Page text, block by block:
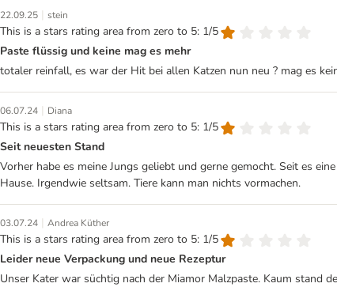
22.09.25 | stein
This is a stars rating area from zero to 5: 1/5
Paste flüssig und keine mag es mehr
totaler reinfall, es war der Hit bei allen Katzen nun neu ? mag es
06.07.24 | Diana
This is a stars rating area from zero to 5: 1/5
Seit neuesten Stand
Vorher habe es meine Jungs geliebt und gerne gemocht. Seit es
Hause. Irgendwie seltsam. Tiere kann man nichts vormachen.
03.07.24 | Andrea Küther
This is a stars rating area from zero to 5: 1/5
Leider neue Verpackung und neue Rezeptur
Unser Kater war süchtig nach der Miamor Malzpaste. Kaum stand